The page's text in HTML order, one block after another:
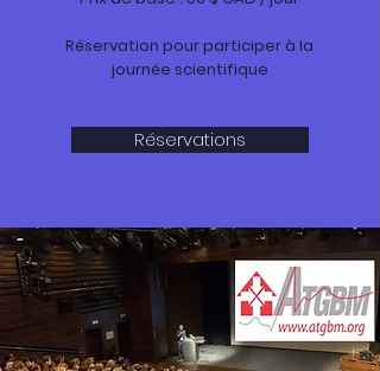
Réservation pour participer à la
journée scientifique
Réservations